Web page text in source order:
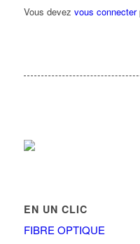
Vous devez vous connecter
EN UN CLIC
FIBRE OPTIQUE